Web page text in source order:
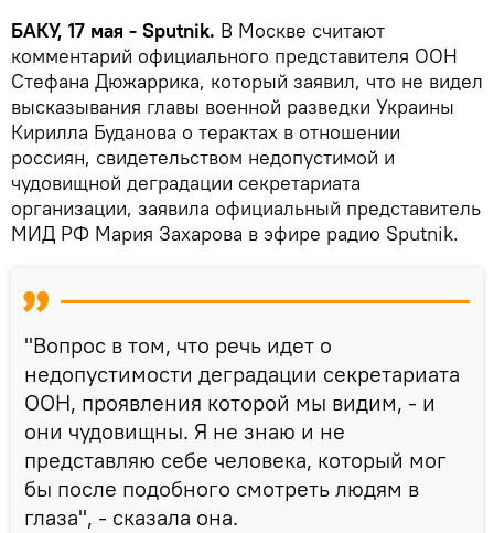
БАКУ, 17 мая - Sputnik. В Москве считают
комментарий официального представителя ООН
Стефана Дюжаррика, который заявил, что не видел
высказывания главы военной разведки Украины
Кирилла Буданова о терактах в отношении
россиян, свидетельством недопустимой и
чудовищной деградации секретариата
организации, заявила официальный представитель
МИД РФ Мария Захарова в эфире радио Sputnik.
"Вопрос в том, что речь идет о
недопустимости деградации секретариата
ООН, проявления которой мы видим, - и
они чудовищны. Я не знаю и не
представляю себе человека, который мог
бы после подобного смотреть людям в
глаза", - сказала она.